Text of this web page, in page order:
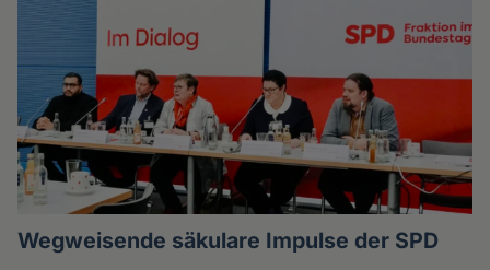
Wegweisende säkulare Impulse der SPD